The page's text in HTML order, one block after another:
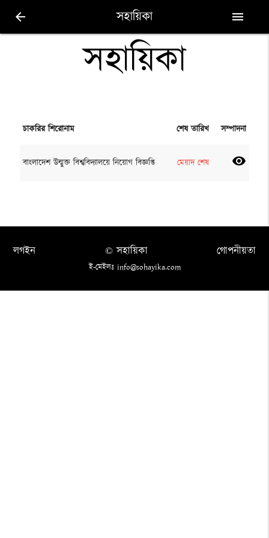
arrow_back সহায়িকা menu
সহায়িকা
চাকরির শিরোনাম শেষ তারিখ সম্পাদনা
বাংলাদেশ উন্মুক্ত বিশ্ববিদ্যালয়ে নিয়োগ বিজ্ঞপ্তি মেয়াদ শেষ visibility
লগইন গোপনীয়তা
© সহায়িকা
ই-মেইলঃ info@sohayika.com